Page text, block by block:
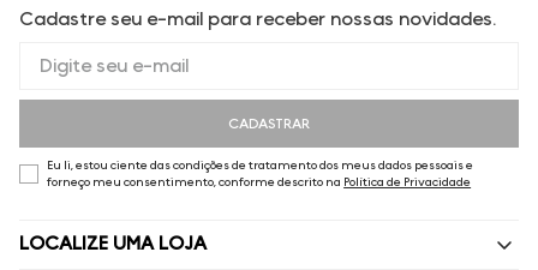
Cadastre seu e-mail para receber nossas novidades.
CADASTRAR
Eu li, estou ciente das condições de tratamento dos meus dados pessoais e
forneço meu consentimento, conforme descrito na Política de Privacidade
LOCALIZE UMA LOJA